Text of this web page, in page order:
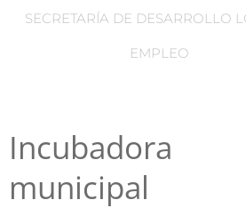
SECRETARÍA DE DESARROLLO
EMPLEO
Incubadora
municipal